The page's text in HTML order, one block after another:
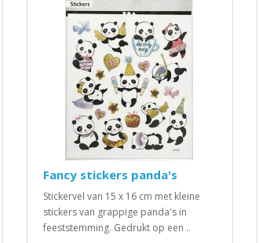
Fancy stickers panda's
Stickervel van 15 x 16 cm met kleine
stickers van grappige panda's in
feeststemming. Gedrukt op een ..